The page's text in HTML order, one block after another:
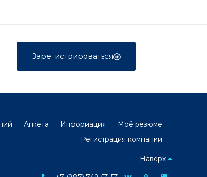
Зарегистрироваться
Анкета Информация
Моё резюме
Регистрация компании
Наверх